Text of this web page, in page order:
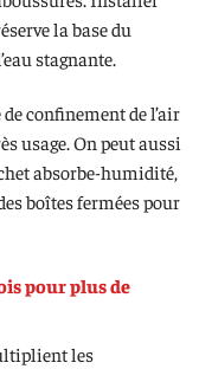
la base du
stagnante.
confinement de l’air
usage. On peut aussi
absorbe-humidité,
boîtes fermées pour
pour plus de
les